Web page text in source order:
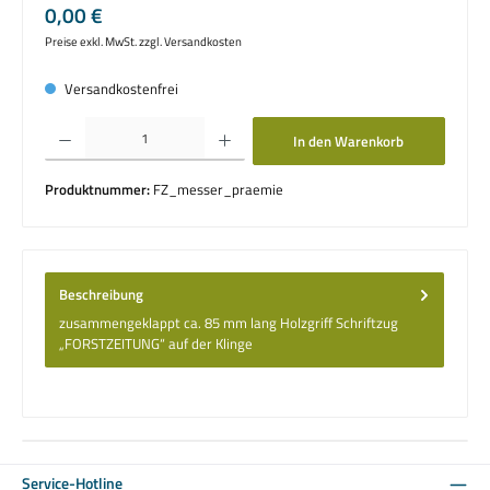
Regulärer Preis:
0,00 €
Preise exkl. MwSt. zzgl. Versandkosten
Versandkostenfrei
Produkt Anzahl: Gib den gewünschten Wert ein oder benutze die Schaltflächen um
In den Warenkorb
Produktnummer: FZ_messer_praemie
Beschreibung
zusammengeklappt ca. 85 mm lang Holzgriff Schriftzug
„FORSTZEITUNG“ auf der Klinge
Service-Hotline